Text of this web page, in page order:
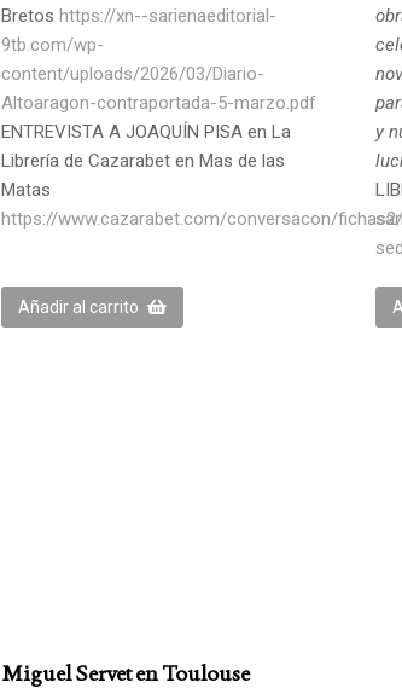
Bretos https://xn--sarienaeditorial-
9tb.com/wp-
content/uploads/2026/03/Diario-
Altoaragon-contraportada-5-marzo.pdf
ENTREVISTA A JOAQUÍN PISA en La
Librería de Cazarabet en Mas de las
Matas
https://www.cazarabet.com/conversacon/
Añadir al carrito
y
Miguel Servet en Toulouse